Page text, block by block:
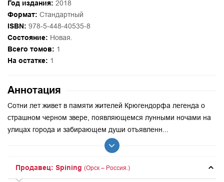
Год издания: 2018
Формат: Стандартный
ISBN: 978-5-448-40535-8
Состояние: Новая.
Всего томов: 1
На остатке: 1
Аннотация
Сотни лет живет в памяти жителей Крюгендорфа легенда о
страшном черном звере, появляющемся лунными ночами на
улицах города и забирающем души отъявленн...
Продавец: Spining (Орск – Россия.)